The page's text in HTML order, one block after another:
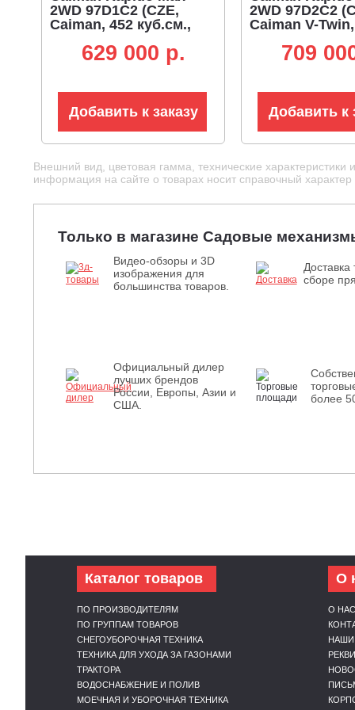
2WD 97D1C2 (CZE,
Caiman, 452 куб.см.,
дифференциал,
травосборник 300 л.,
629 000 p.
Добавить к заказу
2WD 97D2C2
Caiman V-
травосборник
709
Добавить к
Внешний вид, цветовая гамма, технические
информация на сайте о товарах носит справочный
Только в магазине Садовые
Видео-обзоры и 3D
изображения для
большинства товаров.
Доставка
сборе
Официальный дилер
лучших брендов
России, Европы, Азии и
США.
более
Каталог товаров
ПО ПРОИЗВОДИТЕЛЯМ
ПО ГРУППАМ ТОВАРОВ
СНЕГОУБОРОЧНАЯ ТЕХНИКА
ТЕХНИКА ДЛЯ УХОДА ЗА ГАЗОНАМИ
ТРАКТОРА
ВОДОСНАБЖЕНИЕ И ПОЛИВ
МОЕЧНАЯ И УБОРОЧНАЯ ТЕХНИКА
О
О НАС
НАШИ